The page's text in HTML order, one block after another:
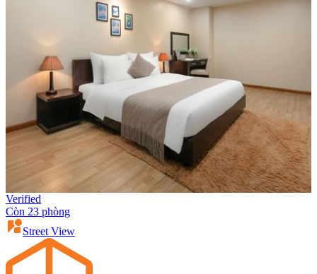
Verified
Còn 23 phòng
Street View